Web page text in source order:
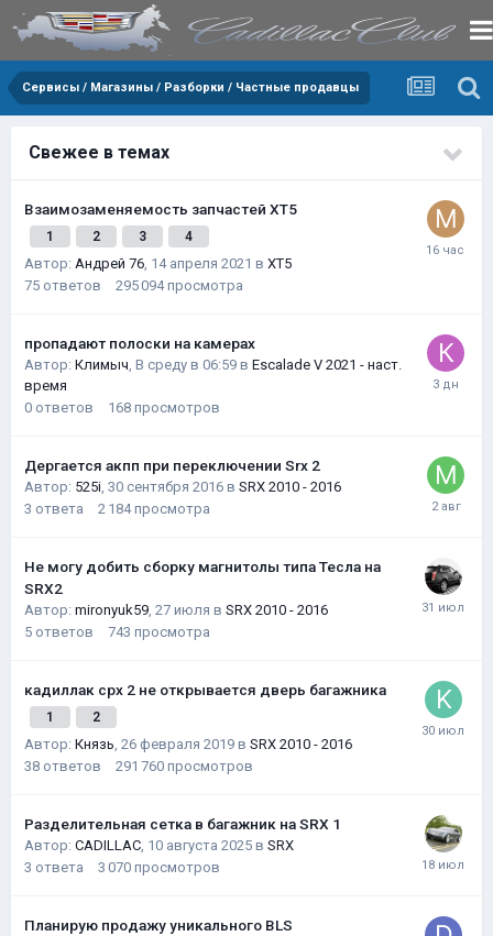
Сервисы / Магазины / Разборки / Частные продавцы
Свежее в темах
Взаимозаменяемость запчастей XT5
1 2 3 4
Автор: Андрей 76, 14 апреля 2021 в XT5
75 ответов 295 094 просмотра
пропадают полоски на камерах
Автор: Климыч, В среду в 06:59 в Escalade V 2021 - наст.
время
0 ответов 168 просмотров
Дергается акпп при переключении Srx 2
Автор: 525i, 30 сентября 2016 в SRX 2010 - 2016
3 ответа 2 184 просмотра
Не могу добить сборку магнитолы типа Тесла на
SRX2
Автор: mironyuk59, 27 июля в SRX 2010 - 2016
5 ответов 743 просмотра
кадиллак срх 2 не открывается дверь багажника
1 2
Автор: Князь, 26 февраля 2019 в SRX 2010 - 2016
38 ответов 291 760 просмотров
Разделительная сетка в багажник на SRX 1
Автор: CADILLAC, 10 августа 2025 в SRX
3 ответа 3 070 просмотров
Планирую продажу уникального BLS